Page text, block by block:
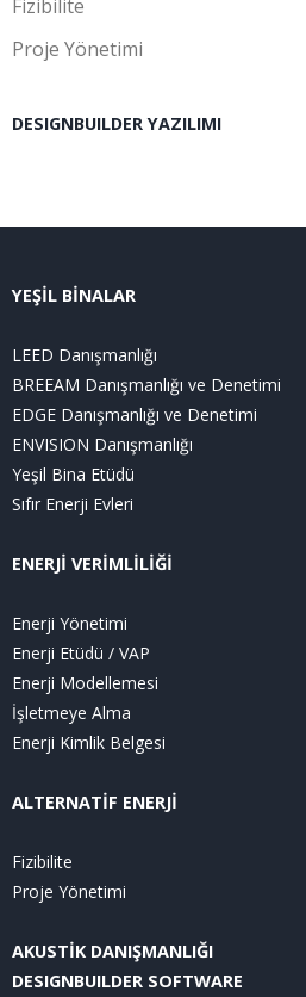
Fizibilite
Proje Yönetimi
DESIGNBUILDER YAZILIMI
YEŞİL BİNALAR
LEED Danışmanlığı
BREEAM Danışmanlığı ve Denetimi
EDGE Danışmanlığı ve Denetimi
ENVISION Danışmanlığı
Yeşil Bina Etüdü
Sıfır Enerji Evleri
ENERJİ VERİMLİLİĞİ
Enerji Yönetimi
Enerji Etüdü / VAP
Enerji Modellemesi
İşletmeye Alma
Enerji Kimlik Belgesi
ALTERNATİF ENERJİ
Fizibilite
Proje Yönetimi
AKUSTİK DANIŞMANLIĞI
DESIGNBUILDER SOFTWARE